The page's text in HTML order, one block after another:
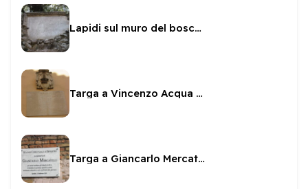
Lapidi sul muro del bosco sacro
Targa a Vincenzo Acqua ottimo pio e benefico
Targa a Giancarlo Mercatelli